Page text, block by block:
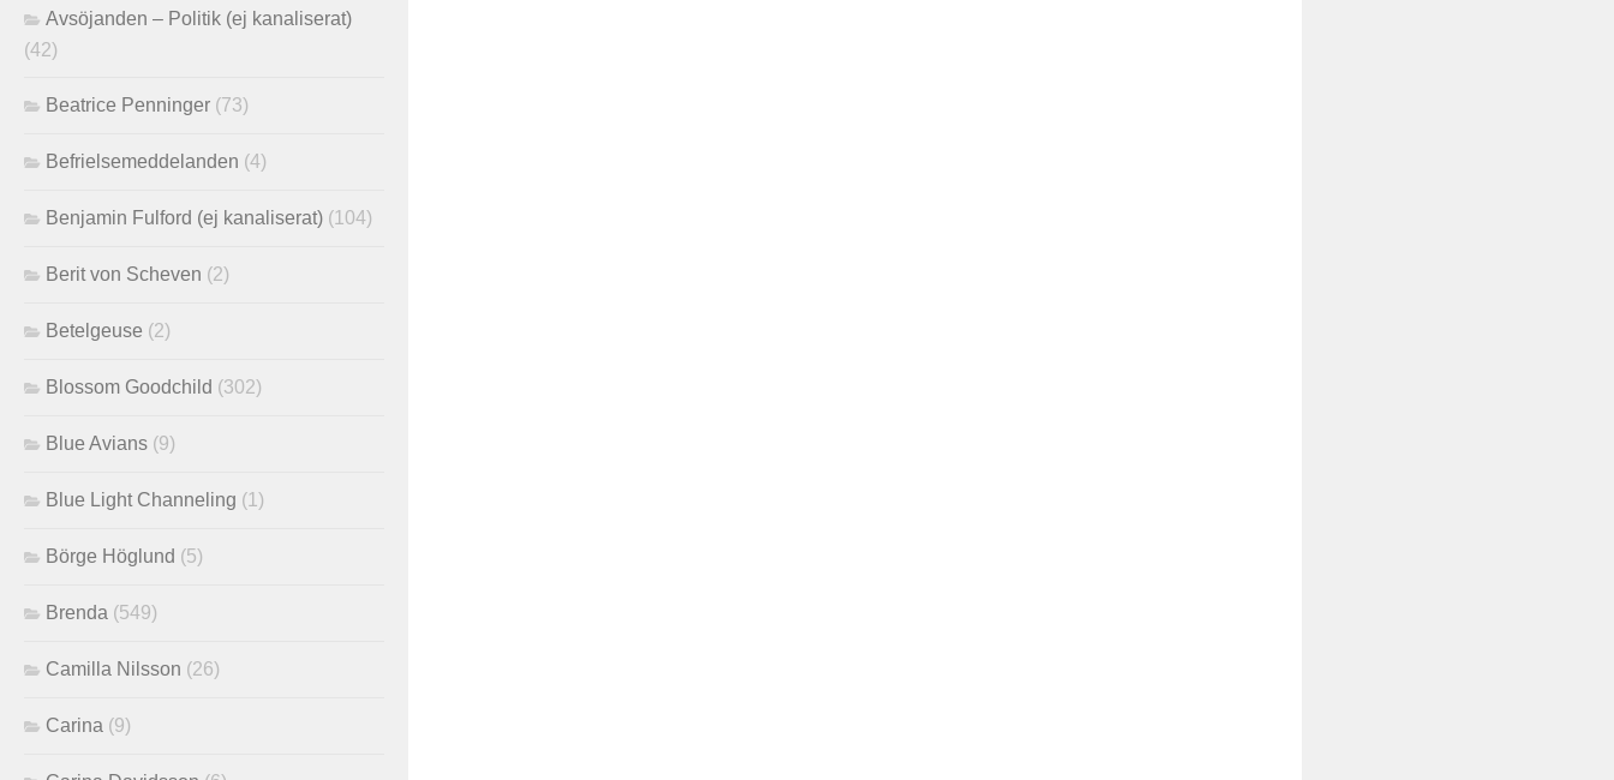
Avsöjanden – Politik (ej kanaliserat)
(42)
Beatrice Penninger (73)
Befrielsemeddelanden (4)
Benjamin Fulford (ej kanaliserat) (104)
Berit von Scheven (2)
Betelgeuse (2)
Blossom Goodchild (302)
Blue Avians (9)
Blue Light Channeling (1)
Börge Höglund (5)
Brenda (549)
Camilla Nilsson (26)
Carina (9)